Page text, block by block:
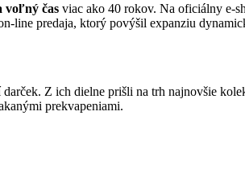
voľný čas viac ako 40 rokov. Na oficiálny e-
line predaja, ktorý povýšil expanziu
Z ich dielne prišli na trh najnovšie
prekvapeniami.